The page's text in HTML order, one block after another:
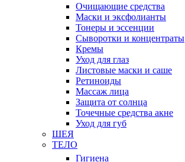
Очищающие средства
Маски и эксфолианты
Тонеры и эссенции
Сыворотки и концентраты
Кремы
Уход для глаз
Листовые маски и саше
Ретиноиды
Массаж лица
Защита от солнца
Точечные средства акне
Уход для губ
ШЕЯ
ТЕЛО
Гигиена